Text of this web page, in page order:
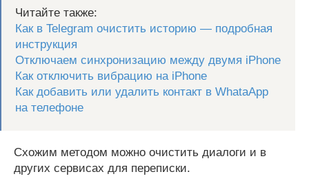
Читайте также:
Как в Telegram очистить историю — подробная
инструкция
Отключаем синхронизацию между двумя iPhone
Как отключить вибрацию на iPhone
Как добавить или удалить контакт в WhataApp
на телефоне
Схожим методом можно очистить диалоги и в
других сервисах для переписки.